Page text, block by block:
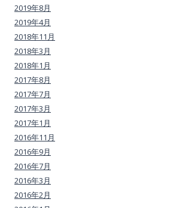
2019年8月
2019年4月
2018年11月
2018年3月
2018年1月
2017年8月
2017年7月
2017年3月
2017年1月
2016年11月
2016年9月
2016年7月
2016年3月
2016年2月